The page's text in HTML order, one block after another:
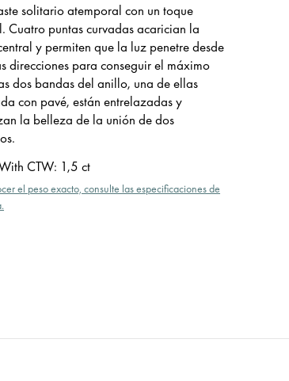
solitario atemporal con un toque
Cuatro puntas curvadas acarician la
y permiten que la luz penetre desde
direcciones para conseguir el máximo
dos bandas del anillo, una de ellas
con pavé, están entrelazadas y
la belleza de la unión de dos
CTW: 1,5 ct
el peso exacto, consulte las especificaciones de